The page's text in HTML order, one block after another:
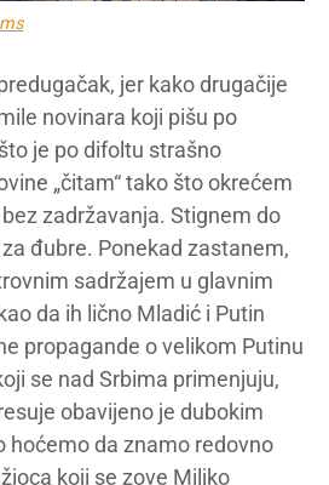
jer kako drugačije
novinara koji pišu po
je po difoltu strašno
„čitam“ tako što okrećem
zadržavanja. Stignem do
đubre. Ponekad zastanem,
sadržajem u glavnim
da ih lično Mladić i Putin
propagande o velikom Putinu
se nad Srbima primenjuju,
obavijeno je dubokim
hoćemo da znamo redovno
koji se zove Miljko